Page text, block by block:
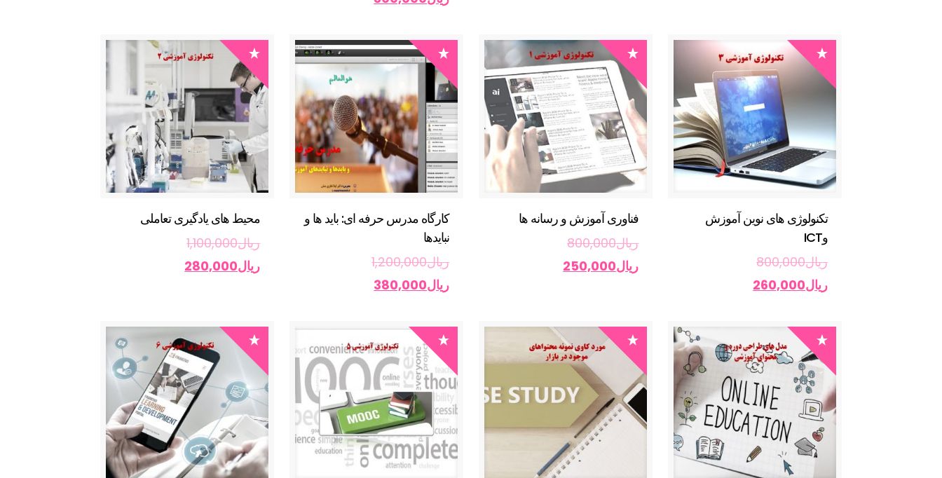
تکنولوژی های نوین آموزش
وICT
ریال800,000
ریال260,000
فناوری آموزش و رسانه ها
ریال800,000
ریال250,000
کارگاه مدرس حرفه ای: باید ها و
نبایدها
ریال1,200,000
ریال380,000
محیط های یادگیری تعاملی
ریال1,100,000
ریال280,000